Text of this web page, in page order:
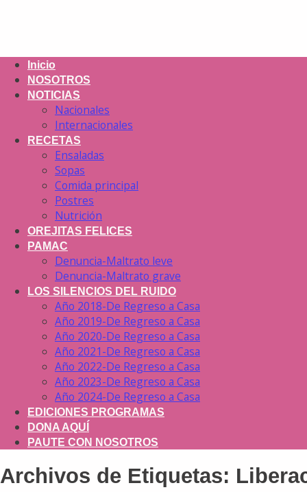
Inicio
NOSOTROS
NOTICIAS
Nacionales
Internacionales
RECETAS
Ensaladas
Sopas
Comida principal
Postres
Nutrición
OREJITAS FELICES
PAMAC
Denuncia-Maltrato leve
Denuncia-Maltrato grave
LOS SILENCIOS DEL RUIDO
Año 2018-De Regreso a Casa
Año 2019-De Regreso a Casa
Año 2020-De Regreso a Casa
Año 2021-De Regreso a Casa
Año 2022-De Regreso a Casa
Año 2023-De Regreso a Casa
Año 2024-De Regreso a Casa
EDICIONES PROGRAMAS
DONA AQUÍ
PAUTE CON NOSOTROS
Archivos de Etiquetas: